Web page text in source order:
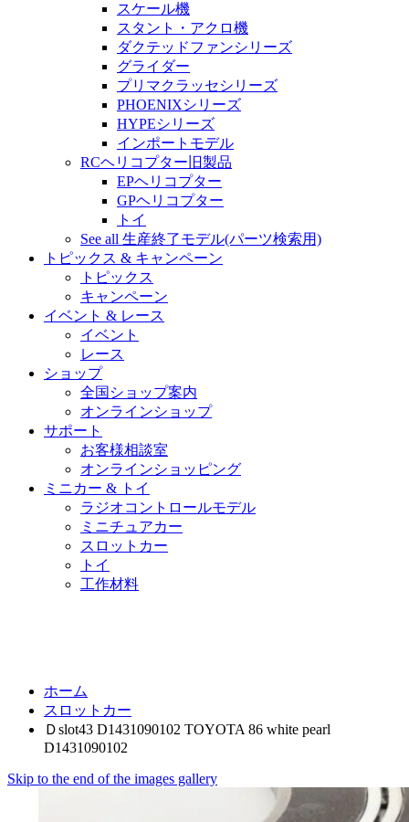
スケール機
スタント・アクロ機
ダクテッドファンシリーズ
グライダー
プリマクラッセシリーズ
PHOENIXシリーズ
HYPEシリーズ
インポートモデル
RCヘリコプター旧製品
EPヘリコプター
GPヘリコプター
トイ
See all 生産終了モデル(パーツ検索用)
トピックス & キャンペーン
トピックス
キャンペーン
イベント & レース
イベント
レース
ショップ
全国ショップ案内
オンラインショップ
サポート
お客様相談室
オンラインショッピング
ミニカー & トイ
ラジオコントロールモデル
ミニチュアカー
スロットカー
トイ
工作材料
ホーム
スロットカー
Ｄslot43 D1431090102 TOYOTA 86 white pearl
D1431090102
Skip to the end of the images gallery